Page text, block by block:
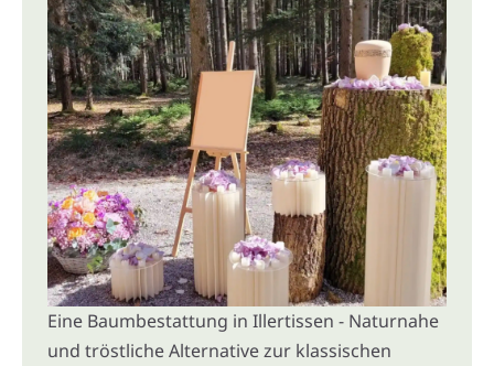
Eine Baumbestattung in Illertissen - Naturnahe
und tröstliche Alternative zur klassischen